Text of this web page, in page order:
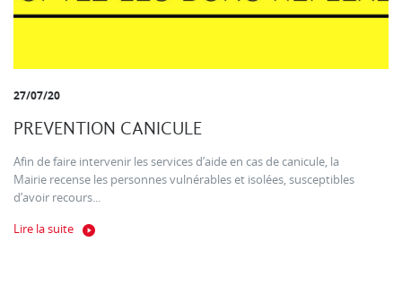
27/07/20
PREVENTION CANICULE
Afin de faire intervenir les services d’aide en cas de canicule, la
Mairie recense les personnes vulnérables et isolées, susceptibles
d’avoir recours...
Lire la suite